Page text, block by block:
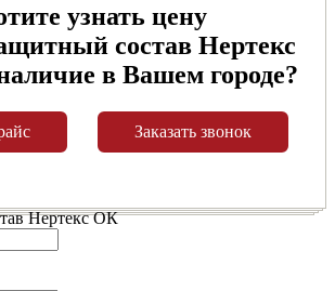
узнать цену
состав Нертекс
в Вашем городе?
Заказать звонок
Нертекс ОК